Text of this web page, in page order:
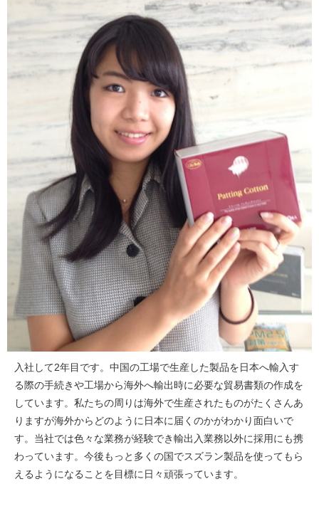
入社して2年目です。中国の工場で生産した製品を日本へ輸入す
る際の手続きや工場から海外へ輸出時に必要な貿易書類の作成を
しています。私たちの周りは海外で生産されたものがたくさんあ
りますが海外からどのように日本に届くのかがわかり面白いで
す。当社では色々な業務が経験でき輸出入業務以外に採用にも携
わっています。今後もっと多くの国でスズラン製品を使ってもら
えるようになることを目標に日々頑張っています。